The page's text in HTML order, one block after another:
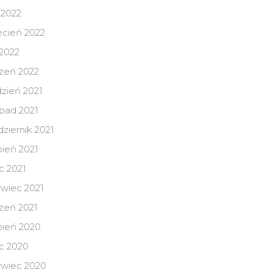
2022
2022
2021
2021
2021
2021
2021
2021
2021
2020
2020
2020